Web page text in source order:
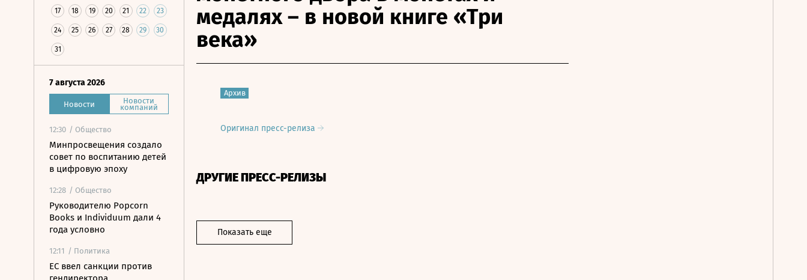
17 18 19 20 21 22 23
24 25 26 27 28 29 30
31
7 августа 2026
Новости Новости
компаний
12:30 / Общество
Минпросвещения создало
совет по воспитанию детей
в цифровую эпоху
12:28 / Общество
Руководителю Popcorn
Books и Individuum дали 4
года условно
12:11 / Политика
ЕС ввел санкции против
медалях – в новой книге «Три
века»
Архив
Оригинал пресс-релиза
ДРУГИЕ ПРЕСС-РЕЛИЗЫ
Показать еще